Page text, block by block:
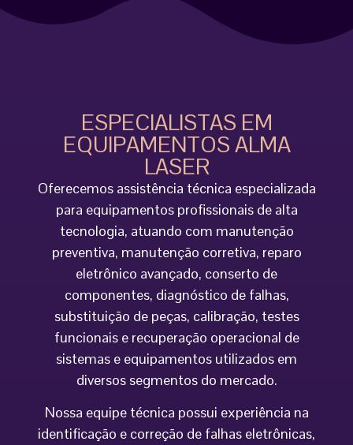
ESPECIALISTAS EM
EQUIPAMENTOS ALMA
LASER
Oferecemos assistência técnica especializada
para equipamentos profissionais de alta
tecnologia, atuando com manutenção
preventiva, manutenção corretiva, reparo
eletrônico avançado, conserto de
componentes, diagnóstico de falhas,
substituição de peças, calibração, testes
funcionais e recuperação operacional de
sistemas e equipamentos utilizados em
diversos segmentos do mercado.
Nossa equipe técnica possui experiência na
identificação e correção de falhas eletrônicas,